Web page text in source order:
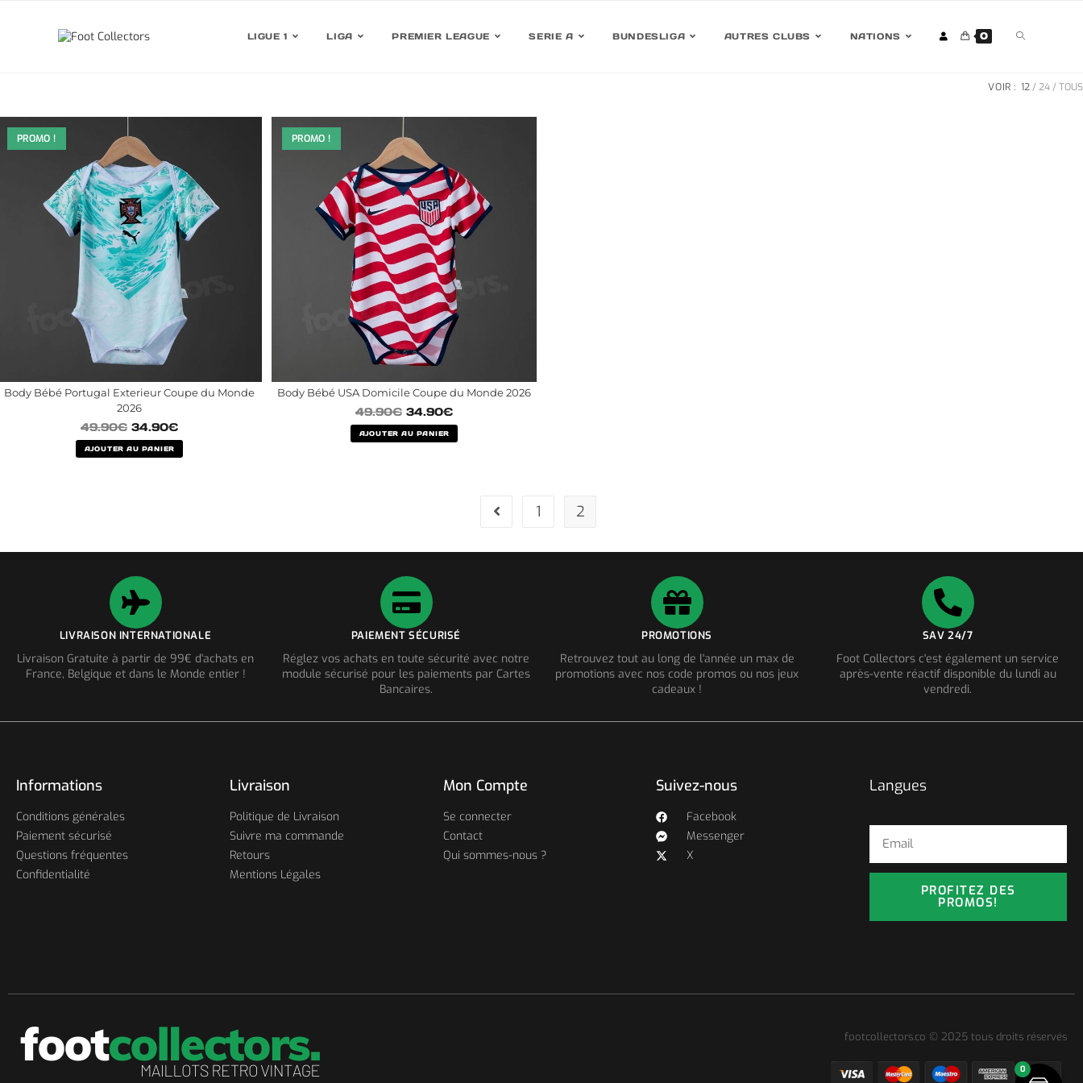
LIGUE 1 LIGA PREMIER LEAGUE SERIE A BUNDESLIGA AUTRES CLUBS NATIONS 0
VOIR : 12 24 TOUS
PROMO !
Body Bébé Portugal Exterieur Coupe du Monde
2026
49.90€ 34.90€
AJOUTER AU PANIER
PROMO !
Body Bébé USA Domicile Coupe du Monde 2026
49.90€ 34.90€
AJOUTER AU PANIER
1 2
LIVRAISON INTERNATIONALE
Livraison Gratuite à partir de 99€ d'achats en
France, Belgique et dans le Monde entier !
PAIEMENT SÉCURISÉ
Réglez vos achats en toute sécurité avec notre
module sécurisé pour les paiements par Cartes
Bancaires.
PROMOTIONS
Retrouvez tout au long de l'année un max de
promotions avec nos code promos ou nos jeux
cadeaux !
SAV 24/7
Foot Collectors c'est également un service
après-vente réactif disponible du lundi au
vendredi.
Informations
Conditions générales
Paiement sécurisé
Questions fréquentes
Confidentialité
Livraison
Politique de Livraison
Suivre ma commande
Retours
Mentions Légales
Mon Compte
Se connecter
Contact
Qui sommes-nous ?
Suivez-nous
Facebook
Messenger
X
Langues
PROFITEZ DES
PROMOS!
footcollectors.co © 2025 tous droits réservés
0